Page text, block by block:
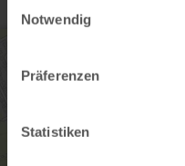
Notwendig
Präferenzen
Statistiken